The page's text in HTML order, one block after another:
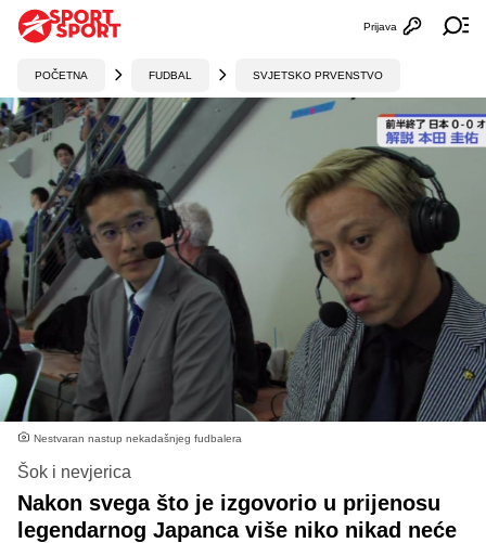
Otvori
Prijava
POČETNA FUDBAL SVJETSKO PRVENSTVO
Nestvaran nastup nekadašnjeg fudbalera
Šok i nevjerica
Nakon svega što je izgovorio u prijenosu
legendarnog Japanca više niko nikad neće